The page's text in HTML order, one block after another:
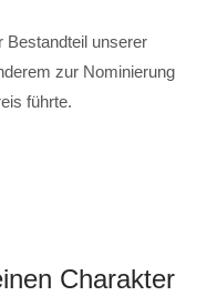
Bestandteil unserer
zur Nominierung
führte.
Charakter